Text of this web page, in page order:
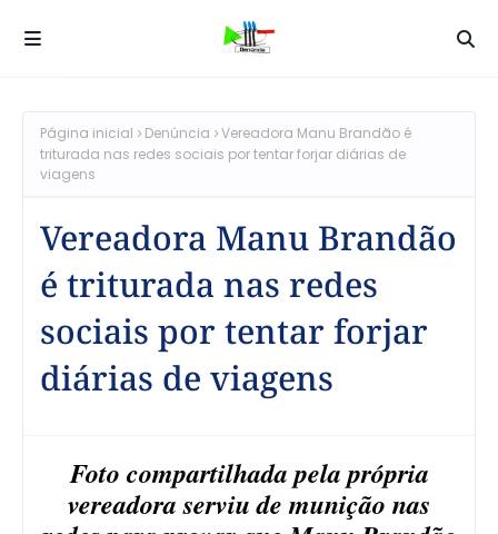
Página inicial Denúncia
Vereadora Manu Brandão é
triturada nas redes sociais por tentar forjar diárias de
viagens
Vereadora Manu Brandão
é triturada nas redes
sociais por tentar forjar
diárias de viagens
Foto compartilhada pela própria
vereadora serviu de munição nas